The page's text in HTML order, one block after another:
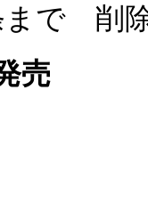
まで 削
売